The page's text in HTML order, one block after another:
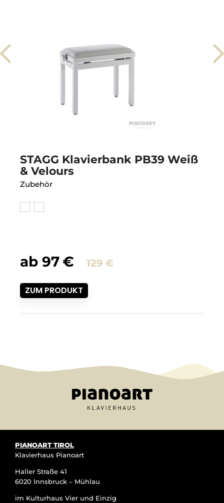
STAGG Klavierbank PB39 Weiß
& Velours
Zubehör
129 €
ab 97€
ZUM PRODUKT
PIANOART TIROL
Klavierhaus Pianoart
Haller Straße 41
6020 Innsbruck – Mühlau
im Kulturhaus Vier und Einzig